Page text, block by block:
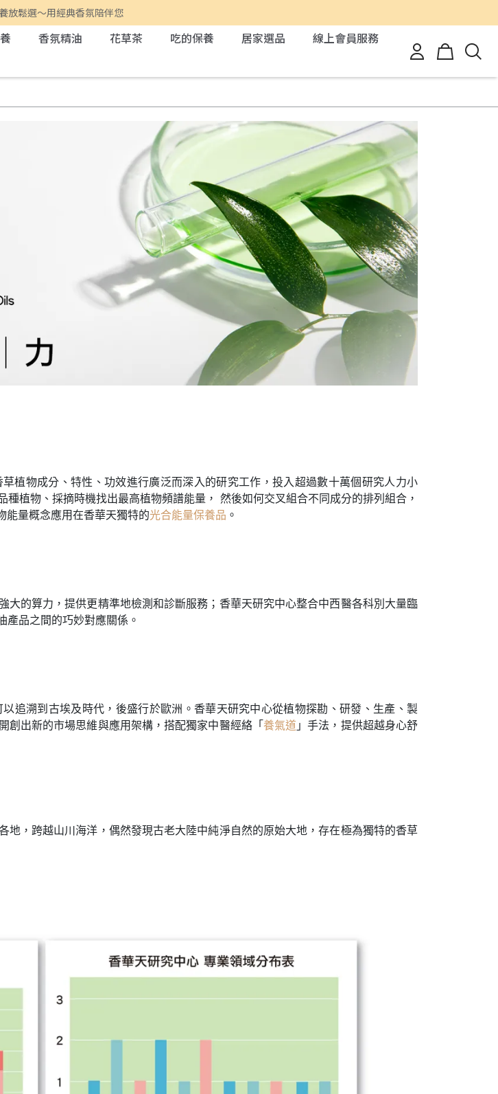
放鬆選～用經典香氛陪伴您
香氛精油 花草茶 吃的保養 居家選品
線上會員服務
植物成分、特性、功效進行廣泛而深入的研究工作，投入超過數十萬個研究人力小
植物、採摘時機找出最高植物頻譜能量， 然後如何交叉組合不同成分的排列組合，
能量概念應用在香華天獨特的光合能量保養品 。
大的算力，提供更精準地檢測和診斷服務；香華天研究中心整合中西醫各科別大量臨
產品之間的巧妙對應關係。
追溯到古埃及時代 ， 後盛行於歐洲。香華天研究中心從植物探勘 、研發 、 生產 、製
開創出新的市場思維與應用架構 ，搭配獨家中醫經絡「 養氣道 」手法 ， 提供超越身心舒
地， 跨越山川海洋 ， 偶然發現古老大陸中純淨自然的原始大地 ，存在極為獨特的香草